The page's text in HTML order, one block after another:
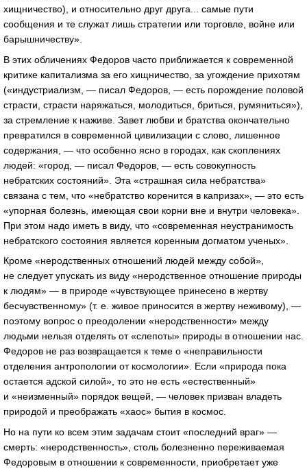
хищничество), и относительно друг друга... самые пути
сообщения и те служат лишь стратегии или торговле, войне или
барышничеству».
В этих обличениях Федоров часто приближается к современной
критике капитализма за его хищничество, за угождение прихотям
(«индустриализм, — писал Федоров, — есть порождение половой
страсти, страсти наряжаться, молодиться, бриться, румяниться»),
за стремление к наживе. Завет любви и братства окончательно
превратился в современной цивилизации с слово, лишенное
содержания, — что особенно ясно в городах, как скоплениях
людей: «город, — писал Федоров, — есть совокупность
небратских состояний». Эта «страшная сила небратства»
связана с тем, что «небратство коренится в капризах», — это есть
«упорная болезнь, имеющая свои корни вне и внутри человека».
При этом надо иметь в виду, что «современная неустранимость
небратского состояния является коренным догматом ученых».
Кроме «неродственных отношений людей между собой»,
не следует упускать из виду «неродственное отношение природы
к людям» — в природе «чувствующее принесено в жертву
бесчувственному» (т. е. живое приносится в жертву неживому), —
поэтому вопрос о преодолении «неродственности» между
людьми нельзя отделять от «слепоты» природы в отношении нас.
Федоров не раз возвращается к теме о «неправильности
отделения антропологии от космологии». Если «природа пока
остается адской силой», то это не есть «естественный»
и «неизменный» порядок вещей, — человек призван владеть
природой и преображать «хаос» бытия в космос.
Но на пути ко всем этим задачам стоит «последний враг» —
смерть: «неродственность», столь болезненно переживаемая
Федоровым в отношении к современности, приобретает уже